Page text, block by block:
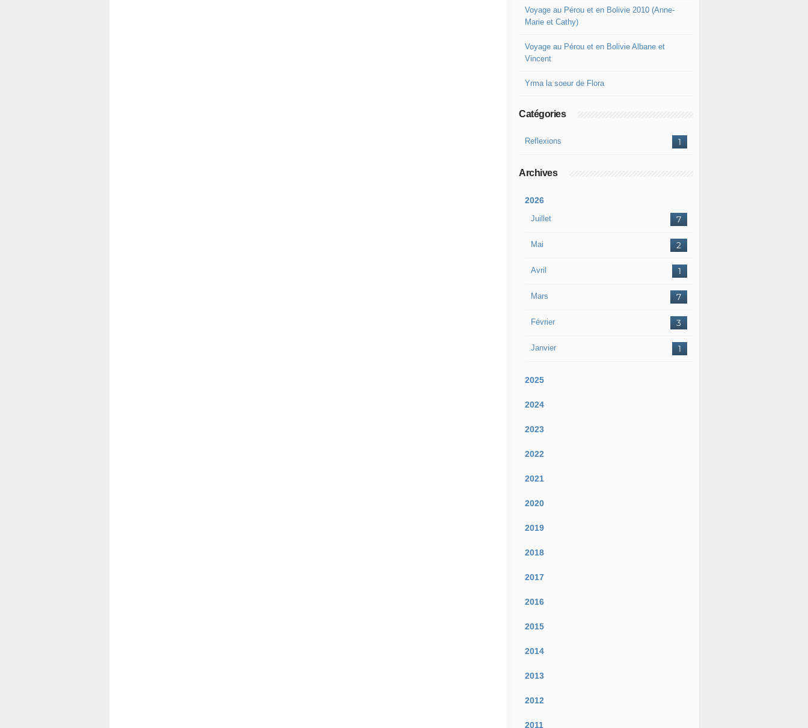
Voyage au Pérou et en Bolivie 2010 (Anne-
Marie et Cathy)
Voyage au Pérou et en Bolivie Albane et
Vincent
Yrma la soeur de Flora
Catégories
1
Reflexions
Archives
2026
Juillet 7
Mai 2
Avril 1
Mars 7
Février 3
Janvier 1
2025
2024
2023
2022
2021
2020
2019
2018
2017
2016
2015
2014
2013
2012
2011